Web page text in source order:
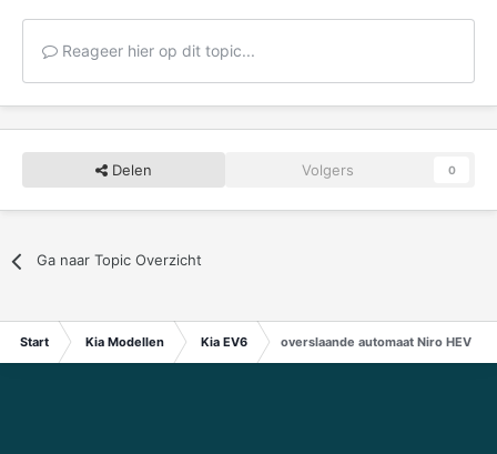
Reageer hier op dit topic...
Delen Volgers 0
Ga naar Topic Overzicht
Start Kia Modellen Kia EV6 overslaande automaat Niro HEV